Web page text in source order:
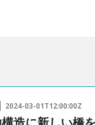
2024-03-01T12:00:00Z